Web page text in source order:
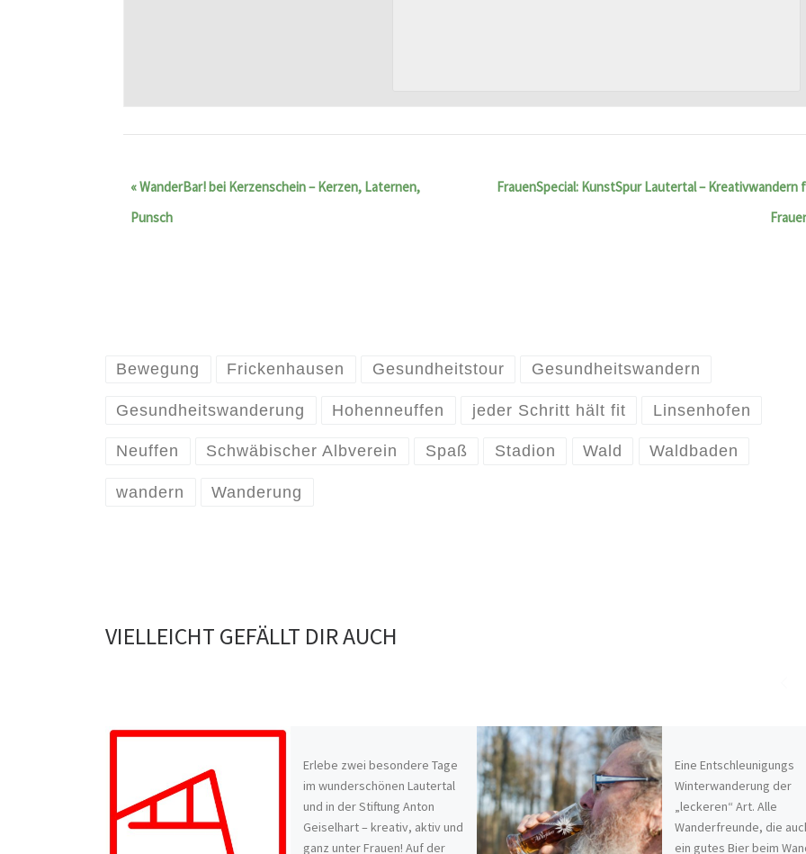
«WanderBar! bei Kerzenschein – Kerzen, Laternen,
Punsch
FrauenSpecial: KunstSpur Lautertal – Kreativwandern
Bewegung Frickenhausen Gesundheitstour Gesundheitswandern
Gesundheitswanderung Hohenneuffen jeder Schritt hält fit Linsenhofen
Neuffen Schwäbischer Albverein Spaß Stadion Wald Waldbaden
wandern Wanderung
VIELLEICHT GEFÄLLT DIR AUCH
Erlebe zwei besondere Tage
im wunderschönen Lautertal
und in der Stiftung Anton
Geiselhart – kreativ, aktiv und
ganz unter Frauen! Auf der
Eine Entschleunigungs
Winterwanderung der
„leckeren“ Art. Alle
Wanderfreunde, die
ein gutes Bier beim